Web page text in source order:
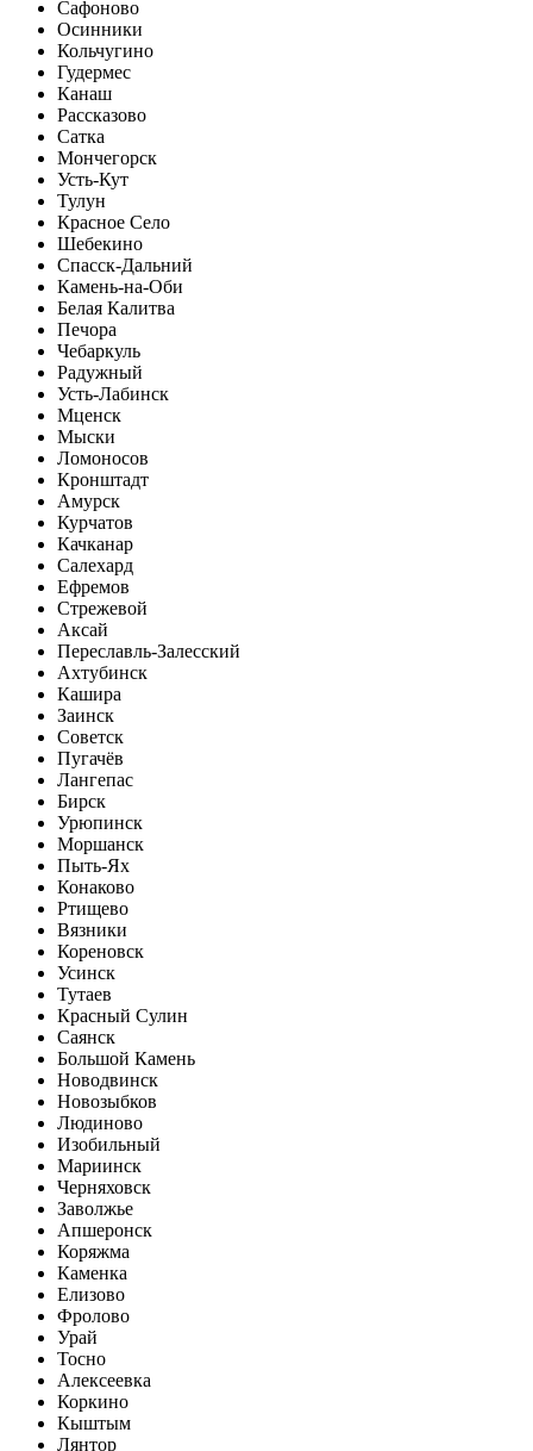
Сафоново
Осинники
Кольчугино
Гудермес
Канаш
Рассказово
Сатка
Мончегорск
Усть-Кут
Тулун
Красное Село
Шебекино
Спасск-Дальний
Камень-на-Оби
Белая Калитва
Печора
Чебаркуль
Радужный
Усть-Лабинск
Мценск
Мыски
Ломоносов
Кронштадт
Амурск
Курчатов
Качканар
Салехард
Ефремов
Стрежевой
Аксай
Переславль-Залесский
Ахтубинск
Кашира
Заинск
Советск
Пугачёв
Лангепас
Бирск
Урюпинск
Моршанск
Пыть-Ях
Конаково
Ртищево
Вязники
Кореновск
Усинск
Тутаев
Красный Сулин
Саянск
Большой Камень
Новодвинск
Новозыбков
Людиново
Изобильный
Мариинск
Черняховск
Заволжье
Апшеронск
Коряжма
Каменка
Елизово
Фролово
Урай
Тосно
Алексеевка
Коркино
Кыштым
Лянтор